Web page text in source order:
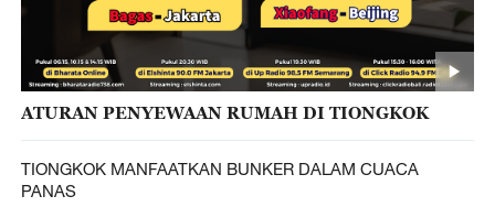
ATURAN PENYEWAAN RUMAH DI TIONGKOK
TIONGKOK MANFAATKAN BUNKER DALAM CUACA
PANAS